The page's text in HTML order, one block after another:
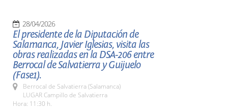
28/04/2026
El presidente de la Diputación de
Salamanca, Javier Iglesias, visita las
obras realizadas en la DSA-206 entre
Berrocal de Salvatierra y Guijuelo
(Fase1).
Berrocal de Salvatierra (Salamanca)
LUGAR Campillo de Salvatierra
Hora: 11:30 h.